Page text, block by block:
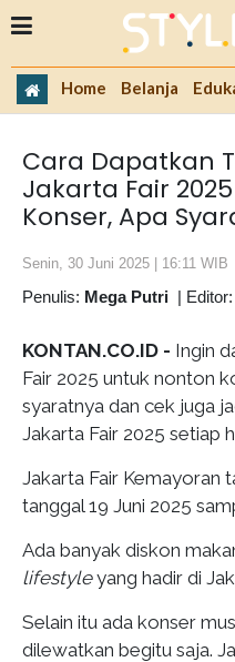
Home Belanja
Cara Dapatkan
Jakarta Fair
Konser, Apa
Senin, 30 Juni 2025 | 16:11 WIB
Penulis: Mega Putri | Editor:
KONTAN.CO.ID - Ingin
Fair 2025 untuk nonton
syaratnya dan cek juga
Jakarta Fair 2025 setiap
Jakarta Fair Kemayoran
tanggal 19 Juni 2025
Ada banyak diskon
lifestyleyang hadir di
Selain itu ada konser
dilewatkan begitu saja.